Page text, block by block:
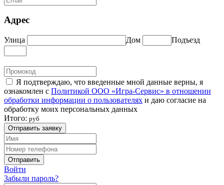
Адрес
Улица Дом Подъезд
Я подтверждаю, что введенные мной данные верны, я
ознакомлен с Политикой ООО «Игра-Сервис» в отношении
обработки информации о пользователях и даю согласие на
обработку моих персональных данных
Итого: руб
Отправить заявку
Отправить
Войти
Забыли пароль?